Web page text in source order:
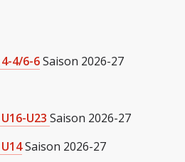
4/6-6Saison 2026-27
U23 Saison 2026-27
Saison 2026-27